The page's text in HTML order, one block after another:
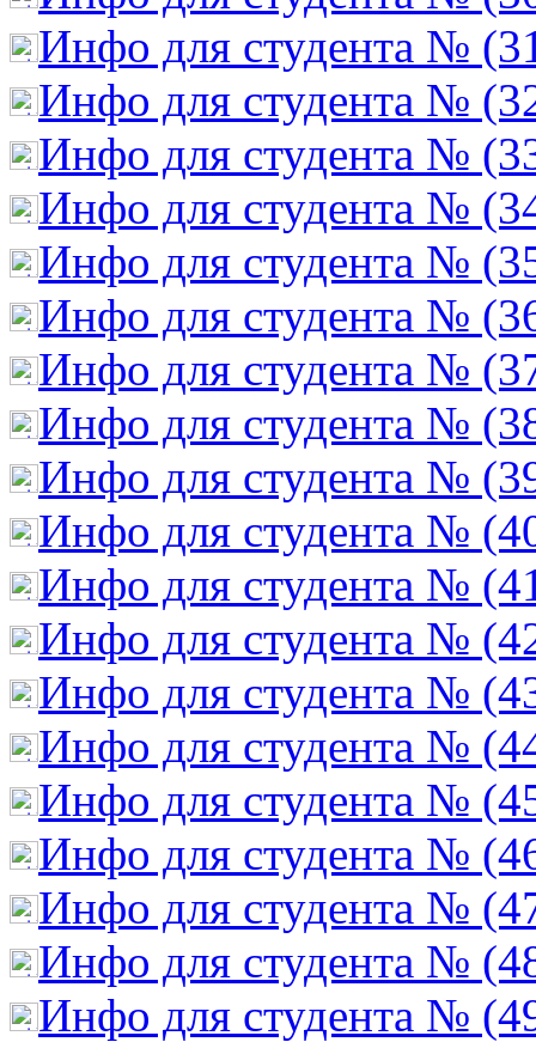
Инфо для студента №
Инфо для студента №
Инфо для студента №
Инфо для студента №
Инфо для студента №
Инфо для студента №
Инфо для студента №
Инфо для студента №
Инфо для студента №
Инфо для студента №
Инфо для студента №
Инфо для студента №
Инфо для студента №
Инфо для студента №
Инфо для студента №
Инфо для студента №
Инфо для студента №
Инфо для студента №
Инфо для студента №